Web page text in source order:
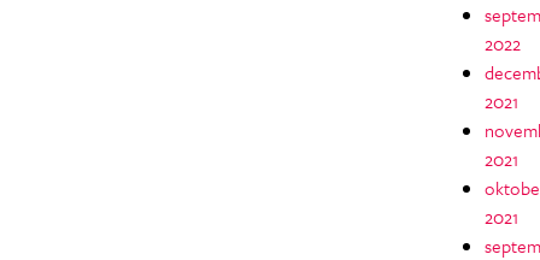
2022
2021
2021
2021